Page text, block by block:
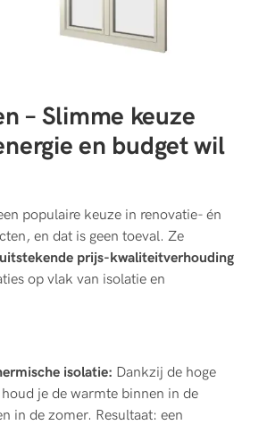
– Slimme keuze
en budget wil
populaire keuze in renovatie- én
en dat is geen toeval. Ze
uitstekende prijs-kwaliteitverhouding
op vlak van isolatie en
isolatie: Dankzij de hoge
je de warmte binnen in de
in de zomer. Resultaat: een